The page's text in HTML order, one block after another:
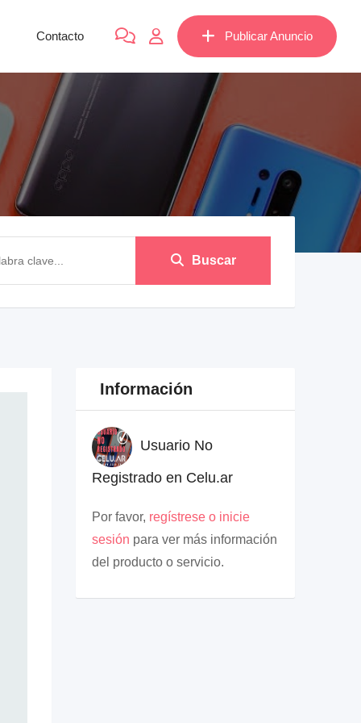
Publicar Anuncio
Contacto
Buscar
Información
Usuario No
Registrado en Celu.ar
Por favor, regístrese o inicie
sesión para ver más información
del producto o servicio.